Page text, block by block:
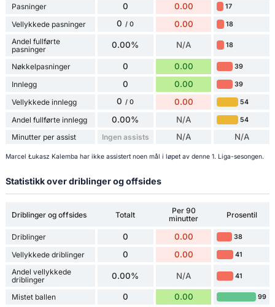
Pasninger 0 0.00 17
Vellykkede pasninger 0 / 0 0.00 18
Andel fullførte
pasninger
0.00% N/A 18
Nøkkelpasninger 0 0.00 39
Innlegg 0 0.00 39
Vellykkede innlegg 0 / 0 0.00 54
Andel fullførte innlegg 0.00% N/A 54
Minutter per assist Ingen assists N/A N/A
Marcel Łukasz Kalemba har ikke assistert noen mål i løpet av denne 1. Liga-sesongen.
Statistikk over driblinger og offsides
Driblinger og offsides Totalt
Per 90
minutter
Prosentil
Driblinger 0 0.00 38
Vellykkede driblinger 0 0.00 41
Andel vellykkede
driblinger
0.00% N/A 41
Mistet ballen 0 0.00 99